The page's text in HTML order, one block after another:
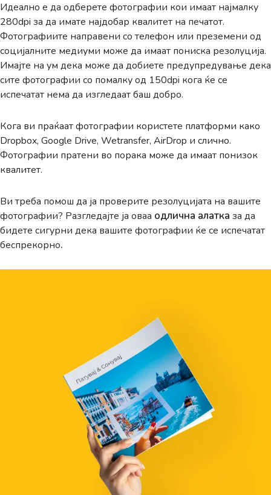
Идеално е да одберете фотографии кои имаат најмалку
280dpi за да имате најдобар квалитет на печатот.
Фотографиите направени со телефон или преземени од
социјалните медиуми може да имаат пониска резолуција.
Имајте на ум дека може да добиете предупредување дека
сите фотографии со помалку од 150dpi кога ќе се
испечатат нема да изгледаат баш добро.
Кога ви праќаат фотографии користете платформи како
Dropbox, Google Drive, Wetransfer, AirDrop и сличнo.
Фотографии пратени во порака може да имаат понизок
квалитет.
Ви треба помош да ја проверите резолуцијата на вашите
фотографии? Разгледајте ја оваа одлична алатка за да
бидете сигурни дека вашите фотографии ќе се испечатат
беспрекорно.